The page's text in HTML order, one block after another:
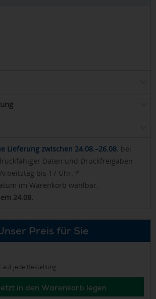
Lieferung zwischen 24.08.–26.08. bei
Daten und Druckfreigaben
bis 17 Uhr. *
im Warenkorb wählbar.
24.08.
Preis für Sie
auf jede Bestellung
in den Warenkorb legen